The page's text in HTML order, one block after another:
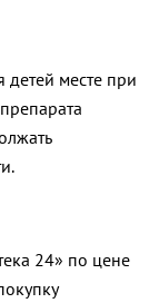
детей месте при
24» по цене